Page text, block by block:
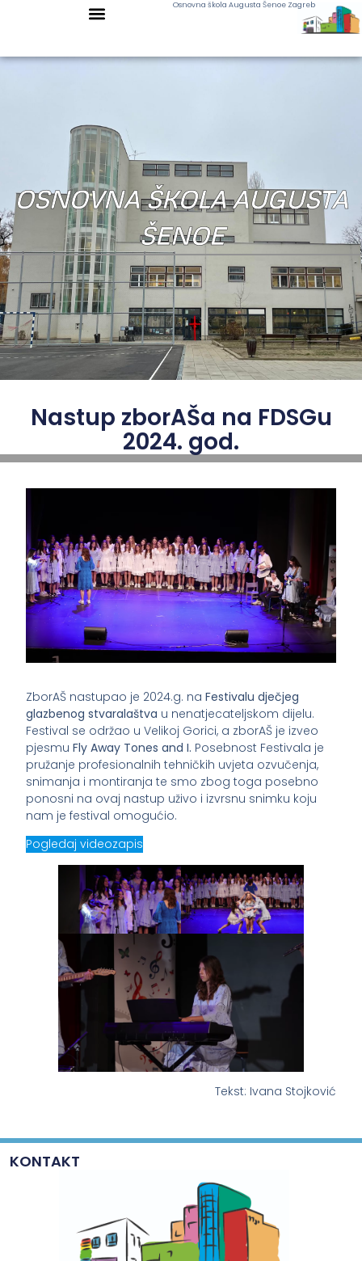
Osnovna škola Augusta Šenoe Zagreb
OSNOVNA ŠKOLA AUGUSTA
ŠENOE
Nastup zborAŠa na FDSGu
2024. god.
ZborAŠ nastupao je 2024.g. na Festivalu dječjeg
glazbenog stvaralaštva u nenatjecateljskom dijelu.
Festival se održao u Velikoj Gorici, a zborAŠ je izveo
pjesmu Fly Away Tones and I. Posebnost Festivala je
pružanje profesionalnih tehničkih uvjeta ozvučenja,
snimanja i montiranja te smo zbog toga posebno
ponosni na ovaj nastup uživo i izvrsnu snimku koju
nam je festival omogućio.
Pogledaj videozapis
Tekst: Ivana Stojković
KONTAKT